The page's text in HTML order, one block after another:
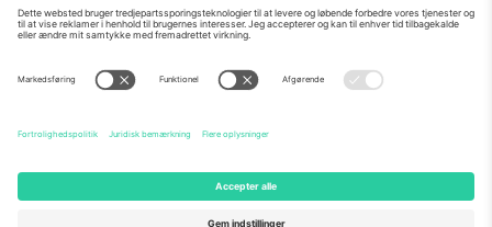
Mexico
Av Chapultepec 360, Roma
Norte, Cuauhtémoc, 06700
Ciudad de México, CDMX,
sted, begivenhed og/eller domæne. For detaljer se den specifikke
begivenhedsside, tryk og vilkår.,Virksomhed
Ticombo. Alle rettigheder forbeholdes.